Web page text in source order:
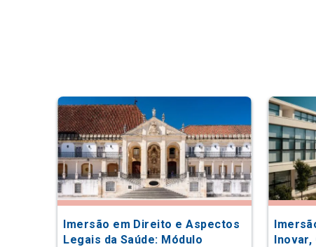
Imersão em Direito e Aspectos
Legais da Saúde: Módulo
Inovar,